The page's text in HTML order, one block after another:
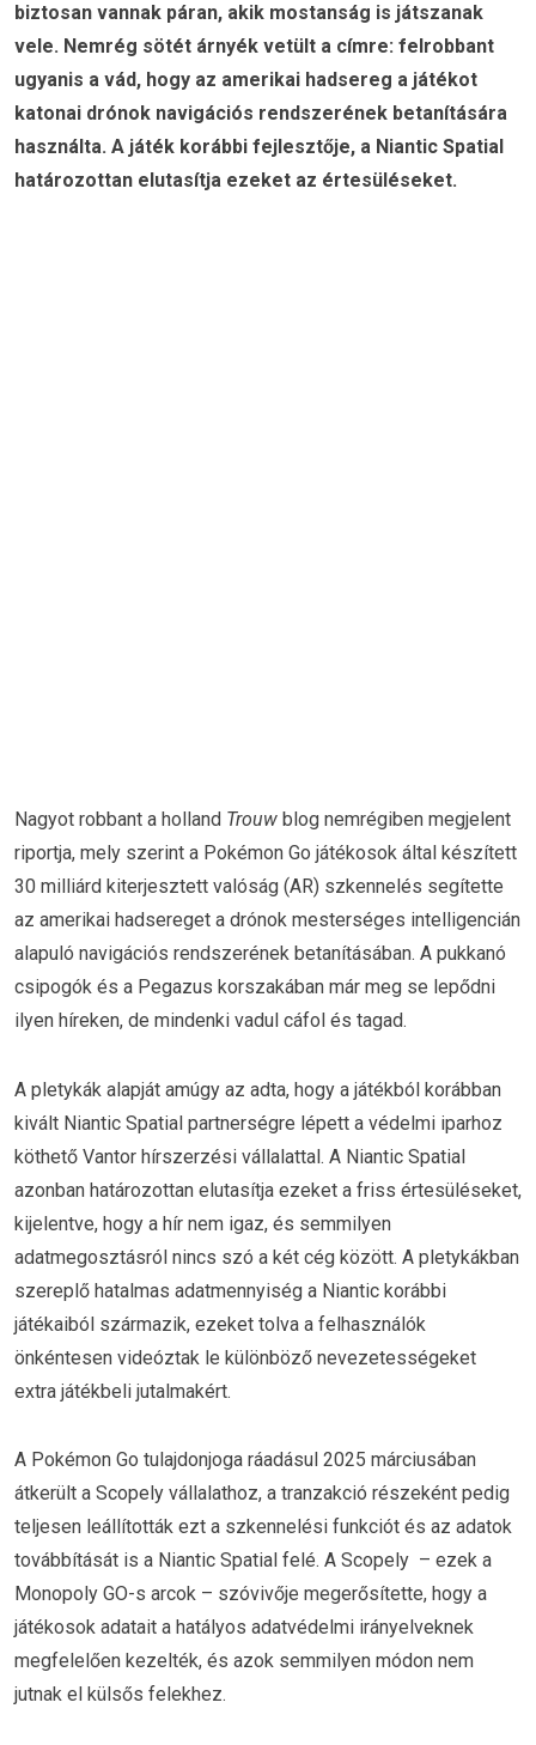
biztosan vannak páran, akik mostanság is játszanak
vele. Nemrég sötét árnyék vetült a címre: felrobbant
ugyanis a vád, hogy az amerikai hadsereg a játékot
katonai drónok navigációs rendszerének betanítására
használta. A játék korábbi fejlesztője, a Niantic Spatial
határozottan elutasítja ezeket az értesüléseket.
Nagyot robbant a holland Trouw blog nemrégiben megjelent
riportja, mely szerint a Pokémon Go játékosok által készített
30 milliárd kiterjesztett valóság (AR) szkennelés segítette
az amerikai hadsereget a drónok mesterséges intelligencián
alapuló navigációs rendszerének betanításában. A pukkanó
csipogók és a Pegazus korszakában már meg se lepődni
ilyen híreken, de mindenki vadul cáfol és tagad.
A pletykák alapját amúgy az adta, hogy a játékból korábban
kivált Niantic Spatial partnerségre lépett a védelmi iparhoz
köthető Vantor hírszerzési vállalattal. A Niantic Spatial
azonban határozottan elutasítja ezeket a friss értesüléseket,
kijelentve, hogy a hír nem igaz, és semmilyen
adatmegosztásról nincs szó a két cég között. A pletykákban
szereplő hatalmas adatmennyiség a Niantic korábbi
játékaiból származik, ezeket tolva a felhasználók
önkéntesen videóztak le különböző nevezetességeket
extra játékbeli jutalmakért.
A Pokémon Go tulajdonjoga ráadásul 2025 márciusában
átkerült a Scopely vállalathoz, a tranzakció részeként pedig
teljesen leállították ezt a szkennelési funkciót és az adatok
továbbítását is a Niantic Spatial felé. A Scopely – ezek a
Monopoly GO-s arcok – szóvivője megerősítette, hogy a
játékosok adatait a hatályos adatvédelmi irányelveknek
megfelelően kezelték, és azok semmilyen módon nem
jutnak el külsős felekhez.